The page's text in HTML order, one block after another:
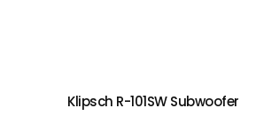
PIEVIENOT GROZAM
Klipsch R-101SW Subwoofer